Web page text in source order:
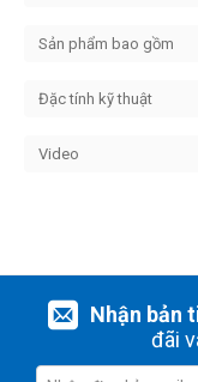
Sản phẩm bao gồm
Đặc tính kỹ thuật
Video
Nhận bản
đãi